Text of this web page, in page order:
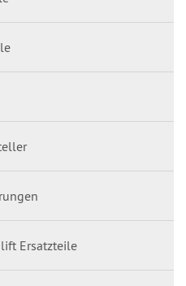
Ersatzteile